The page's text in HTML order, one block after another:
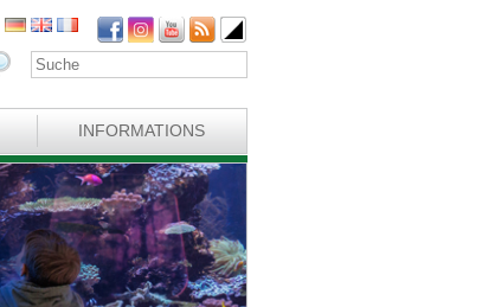
INFORMATIONS